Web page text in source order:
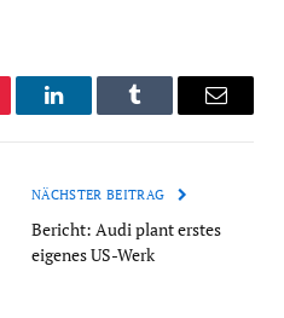
LinkedInTumblr Email
NÄCHSTER BEITRAG
Bericht: Audi plant erstes
eigenes US-Werk